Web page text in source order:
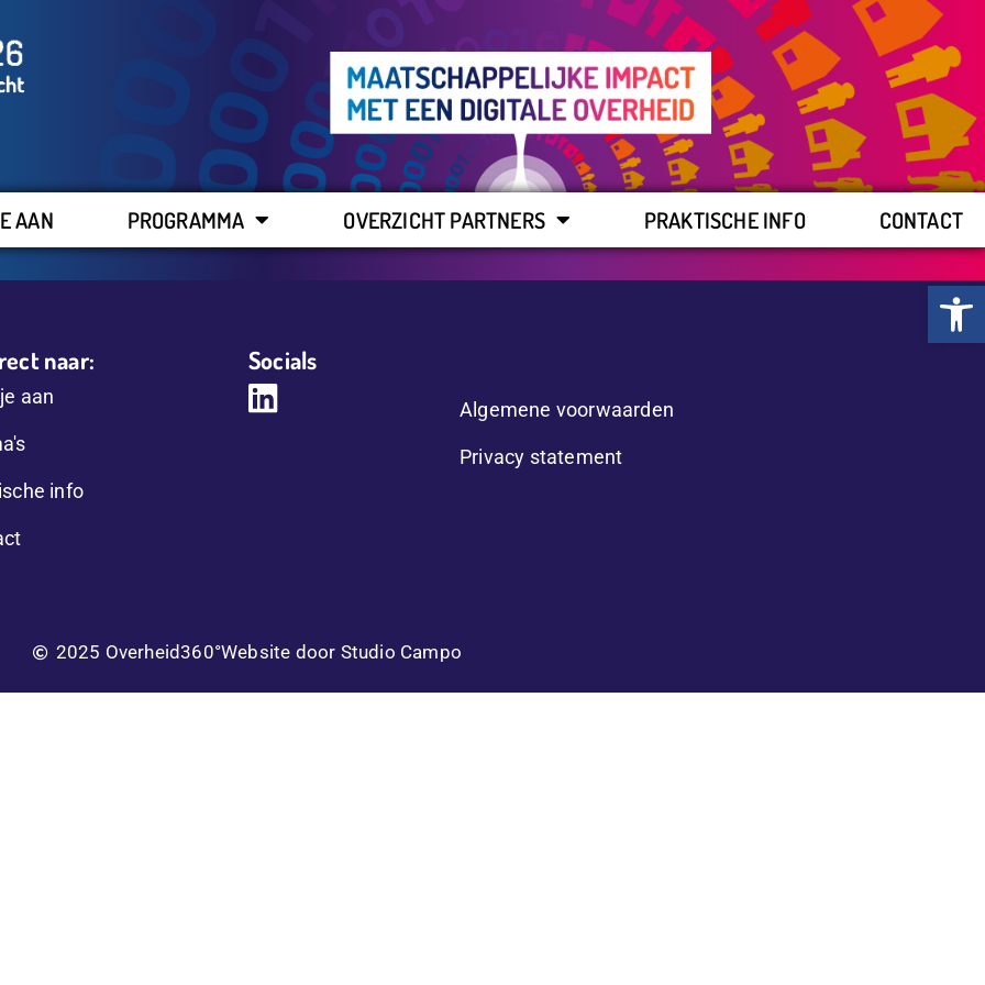
AAN PROGRAMMA OVERZICHT PARTNERS PRAKTISCHE INFO CONTACT
naar:
aan
info
Socials
Algemene voorwaarden
Privacy statement
2025 Overheid360°Website door Studio Campo